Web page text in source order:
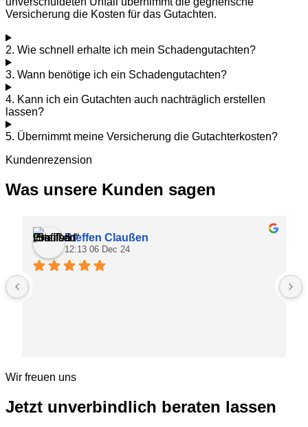
Versicherung die Kosten für das Gutachten.
2. Wie schnell erhalte ich mein Schadengutachten?
3. Wann benötige ich ein Schadengutachten?
4. Kann ich ein Gutachten auch nachträglich erstellen
lassen?
5. Übernimmt meine Versicherung die Gutachterkosten?
Kundenrezension
Was unsere Kunden sagen
Steffen Claußen
12:13 06 Dec 24
Wir freuen uns
Jetzt unverbindlich beraten lassen